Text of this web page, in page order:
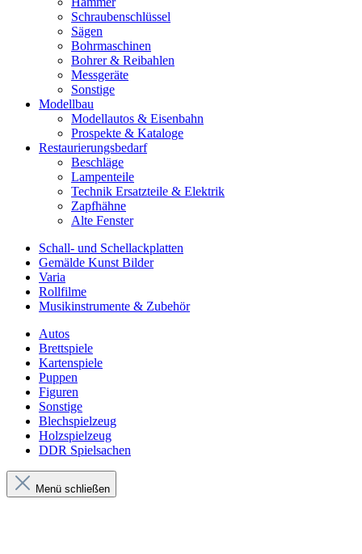
Schraubenschlüssel
Sägen
Bohrmaschinen
Bohrer & Reibahlen
Messgeräte
Sonstige
Modellbau
Modellautos & Eisenbahn
Prospekte & Kataloge
Restaurierungsbedarf
Beschläge
Lampenteile
Technik Ersatzteile & Elektrik
Zapfhähne
Alte Fenster
Schall- und Schellackplatten
Gemälde Kunst Bilder
Varia
Rollfilme
Musikinstrumente & Zubehör
Autos
Brettspiele
Kartenspiele
Puppen
Figuren
Sonstige
Blechspielzeug
Holzspielzeug
DDR Spielsachen
Menü schließen